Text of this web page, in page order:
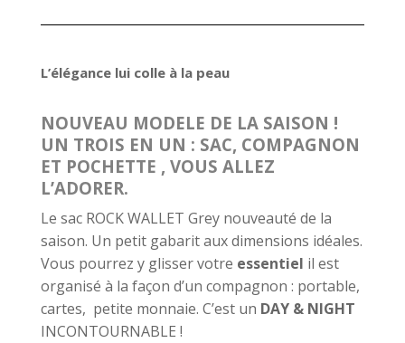
L’élégance lui colle à la peau
NOUVEAU MODELE DE LA SAISON !
UN TROIS EN UN : SAC, COMPAGNON
ET POCHETTE , VOUS ALLEZ
L’ADORER.
Le sac ROCK WALLET Grey nouveauté de la
saison. Un petit gabarit aux dimensions idéales.
Vous pourrez y glisser votre essentiel il est
organisé à la façon d’un compagnon : portable,
cartes, petite monnaie. C’est un DAY & NIGHT
INCONTOURNABLE !